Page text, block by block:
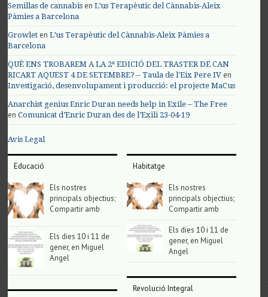
Semillas de cannabis enL’us Terapèutic del Cànnabis-Aleix
Pàmies a Barcelona
Growlet enL’us Terapèutic del Cànnabis-Aleix Pàmies a
Barcelona
QUÈ ENS TROBAREM A LA 2ª EDICIÓ DEL TRASTER DE CAN
RICART AQUEST 4 DE SETEMBRE? – Taula de l'Eix Pere IV en
Investigació, desenvolupament i producció: el projecte MaCus
Anarchist genius Enric Duran needs help in Exile – The Free
enComunicat d’Enric Duran des de l’Exili 23-04-19
Avis Legal
Educació
Els nostres
principals objectius;
Compartir amb
Els dies 10 i 11 de
gener, en Miguel
Angel
Habitatge
Els nostres
principals objectius;
Compartir amb
Els dies 10 i 11 de
gener, en Miguel
Angel
Revolució Integral